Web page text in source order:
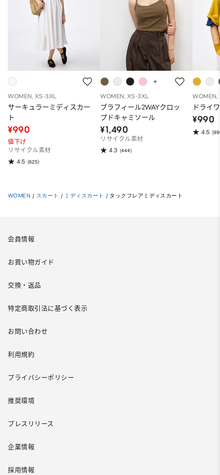
WOMEN, XS-3XL
サーキュラーミディスカー
ト
¥990
値下げ
リサイクル素材
4.5 (625)
WOMEN, XS-3XL
ブラフィール2WAYクロッ
プドキャミソール
¥1,490
リサイクル素材
4.3 (444)
WOMEN,
ドライ
¥990
4.5
WOMEN / スカート / ミディスカート / タックフレアミディスカート
会員情報
お買い物ガイド
交換・返品
特定商取引法に基づく表示
お問い合わせ
利用規約
プライバシーポリシー
推奨環境
プレスリリース
企業情報
採用情報